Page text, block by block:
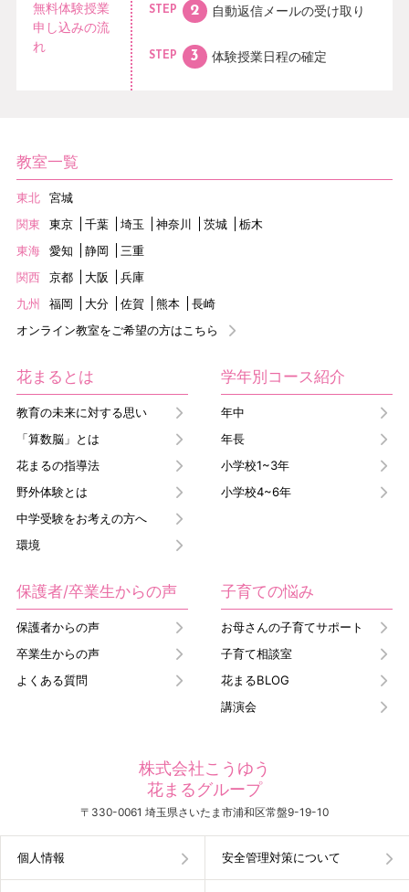
無料体験授業
申し込みの流
れ
STEP 自動返信メールの受け取り
STEP 体験授業日程の確定
教室一覧
東北
宮城
関東
東京 千葉 埼玉 神奈川 茨城
栃木
東海
愛知 静岡
三重
関西
京都 大阪
兵庫
九州
福岡 大分 佐賀 熊本
長崎
オンライン教室をご希望の方はこちら
花まるとは
教育の未来に対する思い
「算数脳」とは
花まるの指導法
野外体験とは
中学受験をお考えの方へ
環境
学年別コース紹介
年中
年長
小学校1~3年
小学校4~6年
保護者/卒業生からの声
保護者からの声
卒業生からの声
よくある質問
子育ての悩み
お母さんの子育てサポート
子育て相談室
花まるBLOG
講演会
株式会社こうゆう
花まるグループ
〒330-0061 埼玉県さいたま市浦和区常盤9-19-10
個人情報 安全管理対策について